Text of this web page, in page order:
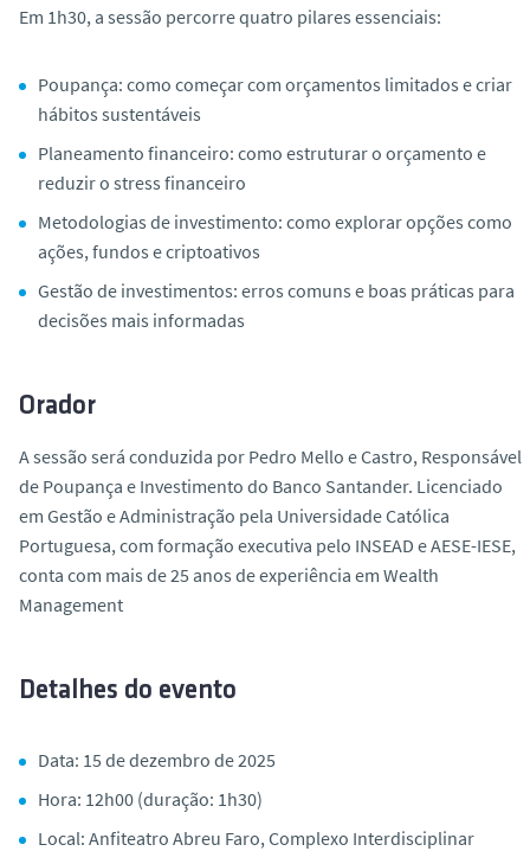
Em 1h30, a sessão percorre quatro pilares essenciais:
Poupança: como começar com orçamentos limitados e criar
hábitos sustentáveis
Planeamento financeiro: como estruturar o orçamento e
reduzir o stress financeiro
Metodologias de investimento: como explorar opções como
ações, fundos e criptoativos
Gestão de investimentos: erros comuns e boas práticas para
decisões mais informadas
Orador
A sessão será conduzida por Pedro Mello e Castro, Responsável
de Poupança e Investimento do Banco Santander. Licenciado
em Gestão e Administração pela Universidade Católica
Portuguesa, com formação executiva pelo INSEAD e AESE-IESE,
conta com mais de 25 anos de experiência em Wealth
Management
Detalhes do evento
Data: 15 de dezembro de 2025
Hora: 12h00 (duração: 1h30)
Local: Anfiteatro Abreu Faro, Complexo Interdisciplinar